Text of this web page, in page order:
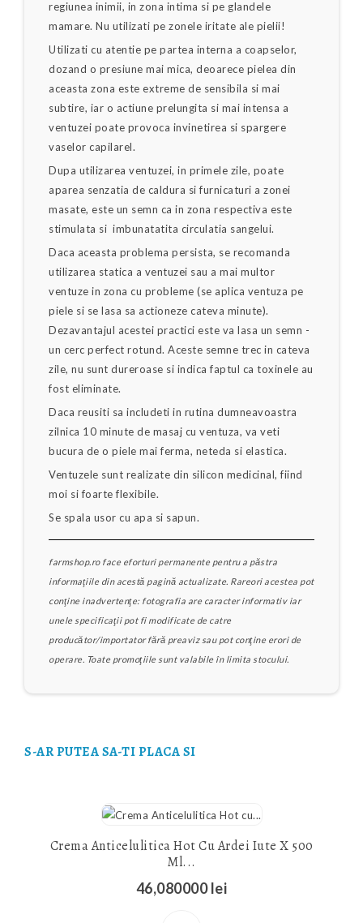
regiunea inimii, in zona intima si pe glandele
mamare. Nu utilizati pe zonele iritate ale pielii!
Utilizati cu atentie pe partea interna a coapselor,
dozand o presiune mai mica, deoarece pielea din
aceasta zona este extreme de sensibila si mai
subtire, iar o actiune prelungita si mai intensa a
ventuzei poate provoca invinetirea si spargere
vaselor capilarel.
Dupa utilizarea ventuzei, in primele zile, poate
aparea senzatia de caldura si furnicaturi a zonei
masate, este un semn ca in zona respectiva este
stimulata si imbunatatita circulatia sangelui.
Daca aceasta problema persista, se recomanda
utilizarea statica a ventuzei sau a mai multor
ventuze in zona cu probleme (se aplica ventuza pe
piele si se lasa sa actioneze cateva minute).
Dezavantajul acestei practici este va lasa un semn -
un cerc perfect rotund. Aceste semne trec in cateva
zile, nu sunt dureroase si indica faptul ca toxinele au
fost eliminate.
Daca reusiti sa includeti in rutina dumneavoastra
zilnica 10 minute de masaj cu ventuza, va veti
bucura de o piele mai ferma, neteda si elastica.
Ventuzele sunt realizate din silicon medicinal, fiind
moi si foarte flexibile.
Se spala usor cu apa si sapun.
farmshop.ro face eforturi permanente pentru a păstra
informaţiile din acestă pagină actualizate. Rareori acestea pot
conţine inadvertenţe: fotografia are caracter informativ iar
unele specificaţii pot fi modificate de catre
producător/importator fără preaviz sau pot conţine erori de
operare. Toate promoţiile sunt valabile în limita stocului.
S-AR PUTEA SA-TI PLACA SI
Crema Anticelulitica Hot Cu Ardei Iute X 500
Ml...
46,080000 lei